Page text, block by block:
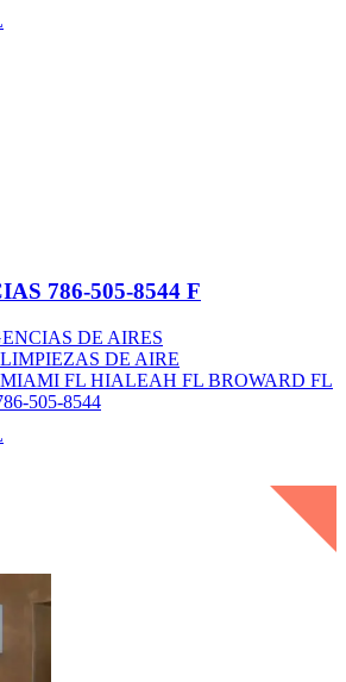
786-505-8544 F
DE AIRES
DE AIRE
FL HIALEAH FL BROWARD FL
505-8544